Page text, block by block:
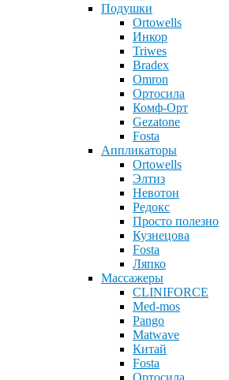
Подушки
Ortowells
Инкор
Triwes
Bradex
Omron
Ортосила
Комф-Орт
Gezatone
Fosta
Аппликаторы
Ortowells
Элтиз
Невотон
Редокс
Просто полезно
Кузнецова
Fosta
Ляпко
Массажеры
CLINIFORCE
Med-mos
Pango
Matwave
Китай
Fosta
Ортосила